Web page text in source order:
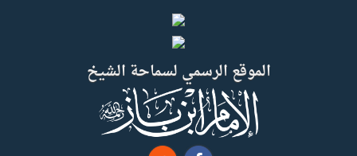
الموقع الرسمي لسماحة الشيخ